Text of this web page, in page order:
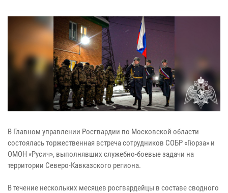
В Главном управлении Росгвардии по Московской области
состоялась торжественная встреча сотрудников СОБР «Гюрза» и
ОМОН «Русич», выполнявших служебно-боевые задачи на
территории Северо-Кавказского региона.
В течение нескольких месяцев росгвардейцы в составе сводного